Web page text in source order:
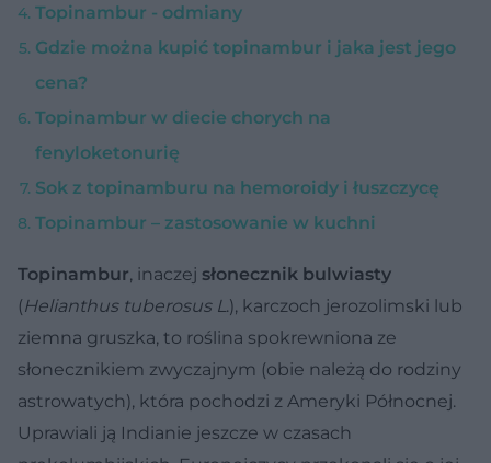
Topinambur - odmiany
Gdzie można kupić topinambur i jaka jest jego
cena?
Topinambur w diecie chorych na
fenyloketonurię
Sok z topinamburu na hemoroidy i łuszczycę
Topinambur – zastosowanie w kuchni
Topinambur, inaczej słonecznik bulwiasty
(Helianthus tuberosus L .), karczoch jerozolimski lub
ziemna gruszka, to roślina spokrewniona ze
słonecznikiem zwyczajnym (obie należą do rodziny
astrowatych), która pochodzi z Ameryki Północnej.
Uprawiali ją Indianie jeszcze w czasach